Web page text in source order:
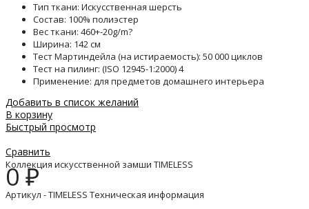
Тип ткани: Искусственная шерсть
Состав: 100% полиэстер
Вес ткани: 460+-20g/m?
Ширина: 142 см
Тест Мартиндейла (на истираемость): 50 000 циклов
Тест на пилинг: (ISO 12945-1:2000) 4
Применение: для предметов домашнего интерьера
Добавить в список желаний
В корзину
Быстрый просмотр
Сравнить
Коллекция искусственной замши TIMELESS
0₽
Артикул - TIMELESS Техническая информация